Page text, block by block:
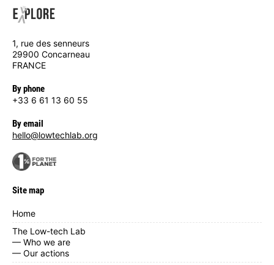
1, rue des senneurs
29900 Concarneau
FRANCE
By phone
+33 6 61 13 60 55
By email
hello@lowtechlab.org
Site map
Home
The Low-tech Lab
— Who we are
— Our actions